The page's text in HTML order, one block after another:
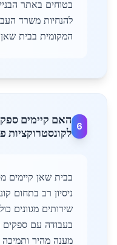
בטוחים באתר
להנחיות משרד
המקומית בבית
6
האם קיימים
לקונסטרוקציות
בבית שאן קיימים
ניסיון רב בתחום
שירותים מגוונים
בעבודה עם ספקים
מענה מהיר